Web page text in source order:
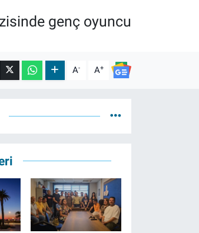
genç oyuncu
A- A+